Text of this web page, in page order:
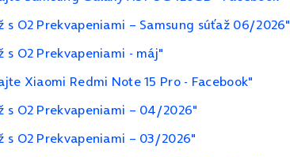
s O2 Prekvapeniami – Samsung súťaž 06/2026"
s O2 Prekvapeniami - máj"
Xiaomi Redmi Note 15 Pro - Facebook"
s O2 Prekvapeniami – 04/2026"
s O2 Prekvapeniami – 03/2026"